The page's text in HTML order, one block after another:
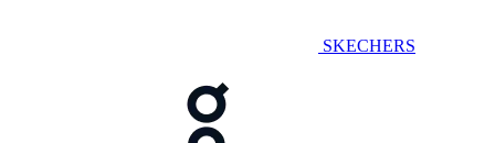
SKECHERS